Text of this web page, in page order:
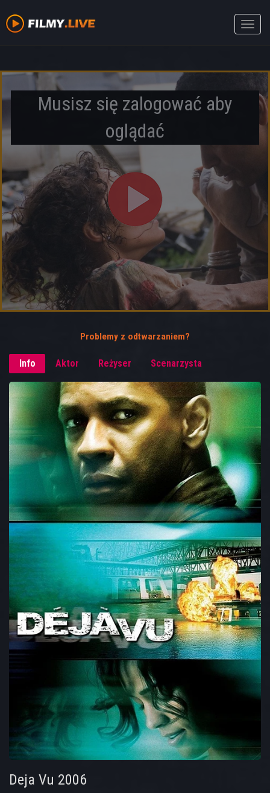
Toggle
Musisz się zalogować aby
oglądać
Problemy z odtwarzaniem?
Info Aktor Reżyser Scenarzysta
Deja Vu 2006